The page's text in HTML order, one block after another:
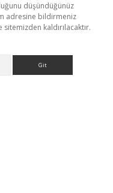
düşündüğünüz
adresine bildirmeniz
kaldırılacaktır.